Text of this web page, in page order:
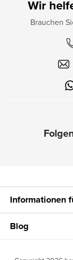
Wir
Brauchen
Informationen
Blog